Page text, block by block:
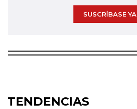
SUSCRÍBASE YA
TENDENCIAS